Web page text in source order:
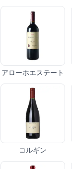
アローホエステート
コルギン